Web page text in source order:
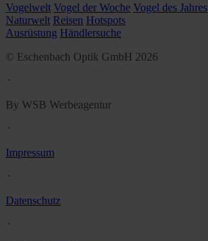
Vogelwelt Vogel der Woche Vogel des Jahres
Naturwelt Reisen Hotspots
Ausrüstung Händlersuche
© Eschenbach Optik GmbH 2026
᛫
By WSB Werbeagentur
᛫
Impressum
᛫
Datenschutz
᛫